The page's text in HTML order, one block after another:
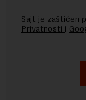
Sajt je zaštićen
Privatnosti i